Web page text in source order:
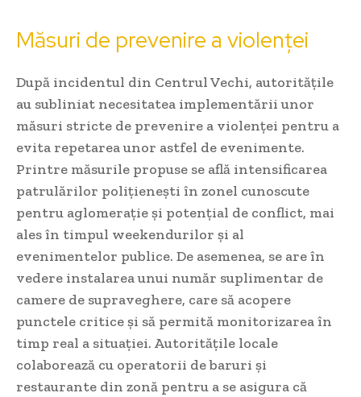
Măsuri de prevenire a violenței
După incidentul din Centrul Vechi, autoritățile
au subliniat necesitatea implementării unor
măsuri stricte de prevenire a violenței pentru a
evita repetarea unor astfel de evenimente.
Printre măsurile propuse se află intensificarea
patrulărilor polițienești în zonel cunoscute
pentru aglomerație și potențial de conflict, mai
ales în timpul weekendurilor și al
evenimentelor publice. De asemenea, se are în
vedere instalarea unui număr suplimentar de
camere de supraveghere, care să acopere
punctele critice și să permită monitorizarea în
timp real a situației. Autoritățile locale
colaborează cu operatorii de baruri și
restaurante din zonă pentru a se asigura că